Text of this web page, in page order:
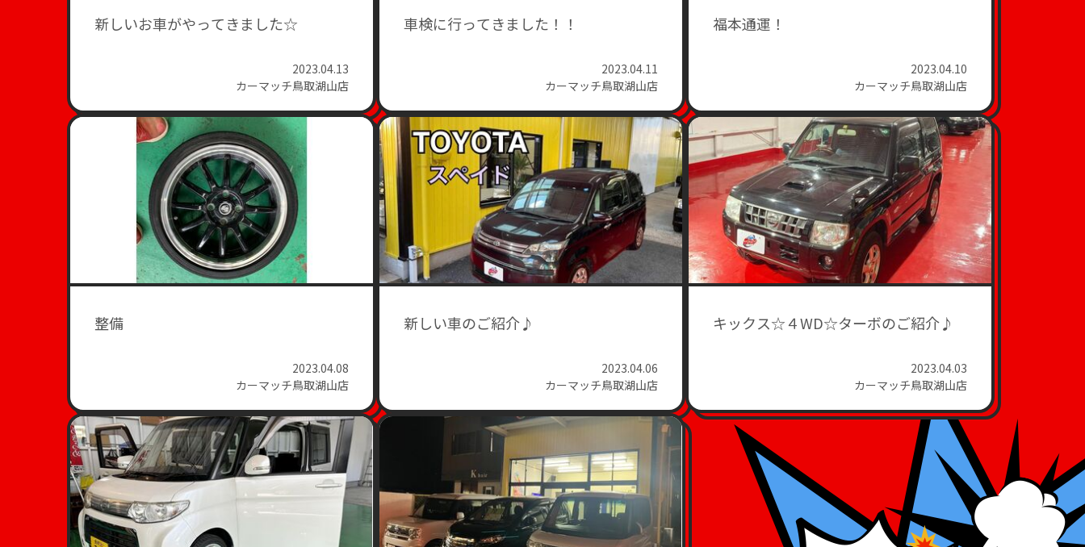
新しいお車がやってきました☆
2023.04.13
カーマッチ鳥取湖山店
車検に行ってきました！！
2023.04.11
カーマッチ鳥取湖山店
福本通運！
2023.04.10
カーマッチ鳥取湖山店
整備
2023.04.08
カーマッチ鳥取湖山店
新しい車のご紹介♪
2023.04.06
カーマッチ鳥取湖山店
キックス☆４WD☆ターボのご紹介♪
2023.04.03
カーマッチ鳥取湖山店